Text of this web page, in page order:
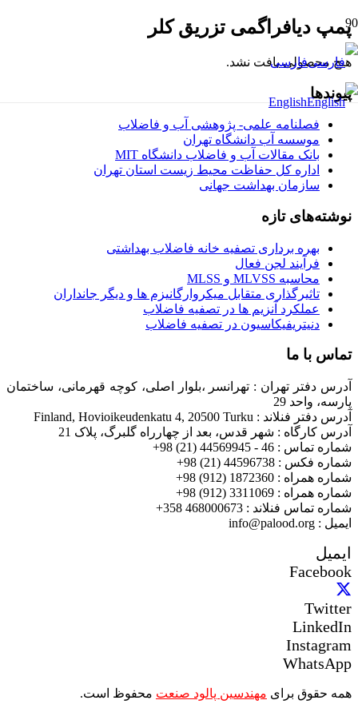
فارسی
English
پمپ دیافراگمی تزریق کلر
هیچ محصولی یافت نشد.
پیوندها
فصلنامه علمی- پژوهشی آب و فاضلاب
موسسه آب دانشگاه تهران
بانک مقالات آب و فاضلاب دانشگاه MIT
اداره کل حفاظت محیط زیست استان تهران
سازمان بهداشت جهانی
نوشته‌های تازه
بهره برداری تصفیه خانه فاضلاب بهداشتی
فرآیند لجن فعال
محاسبه MLVSS و MLSS
تاثیرگذاری متقابل میکروارگانیزم ها و دیگر جانداران
عملکرد آنزیم ها در تصفیه فاضلاب
دنیتریفیکاسیون در تصفیه فاضلاب
تماس با ما
آدرس دفتر تهران : تهرانسر ،بلوار اصلی، کوچه قهرمانی، ساختمان
پارسه، واحد 29
آدرس دفتر فنلاند : Finland, Hovioikeudenkatu 4, 20500 Turku
آدرس کارگاه : شهر قدس، بعد از چهارراه گلبرگ، پلاک 21
شماره تماس : 46 - 44569945 (21) 98+
شماره فکس : 44596738 (21) 98+
شماره همراه : 1872360 (912) 98+
شماره همراه : 3311069 (912) 98+
شماره تماس فنلاند : 468000673 358+
ایمیل : info@palood.org
ایمیل
Facebook
Twitter
LinkedIn
Instagram
WhatsApp
همه حقوق برای مهندسین پالود صنعت محفوظ است.